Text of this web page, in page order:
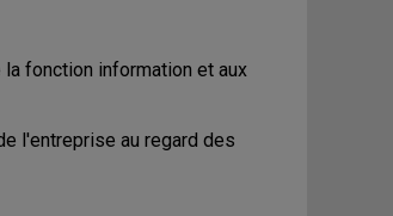
fonction information et aux
l'entreprise au regard des